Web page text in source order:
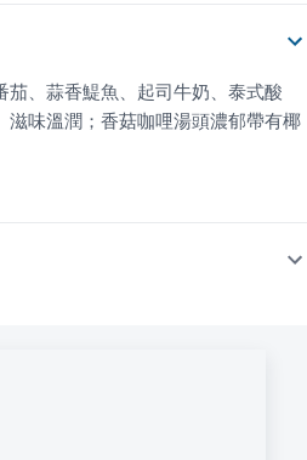
、蒜香鯷魚、起司牛奶、泰式酸
味溫潤；香菇咖哩湯頭濃郁帶有椰